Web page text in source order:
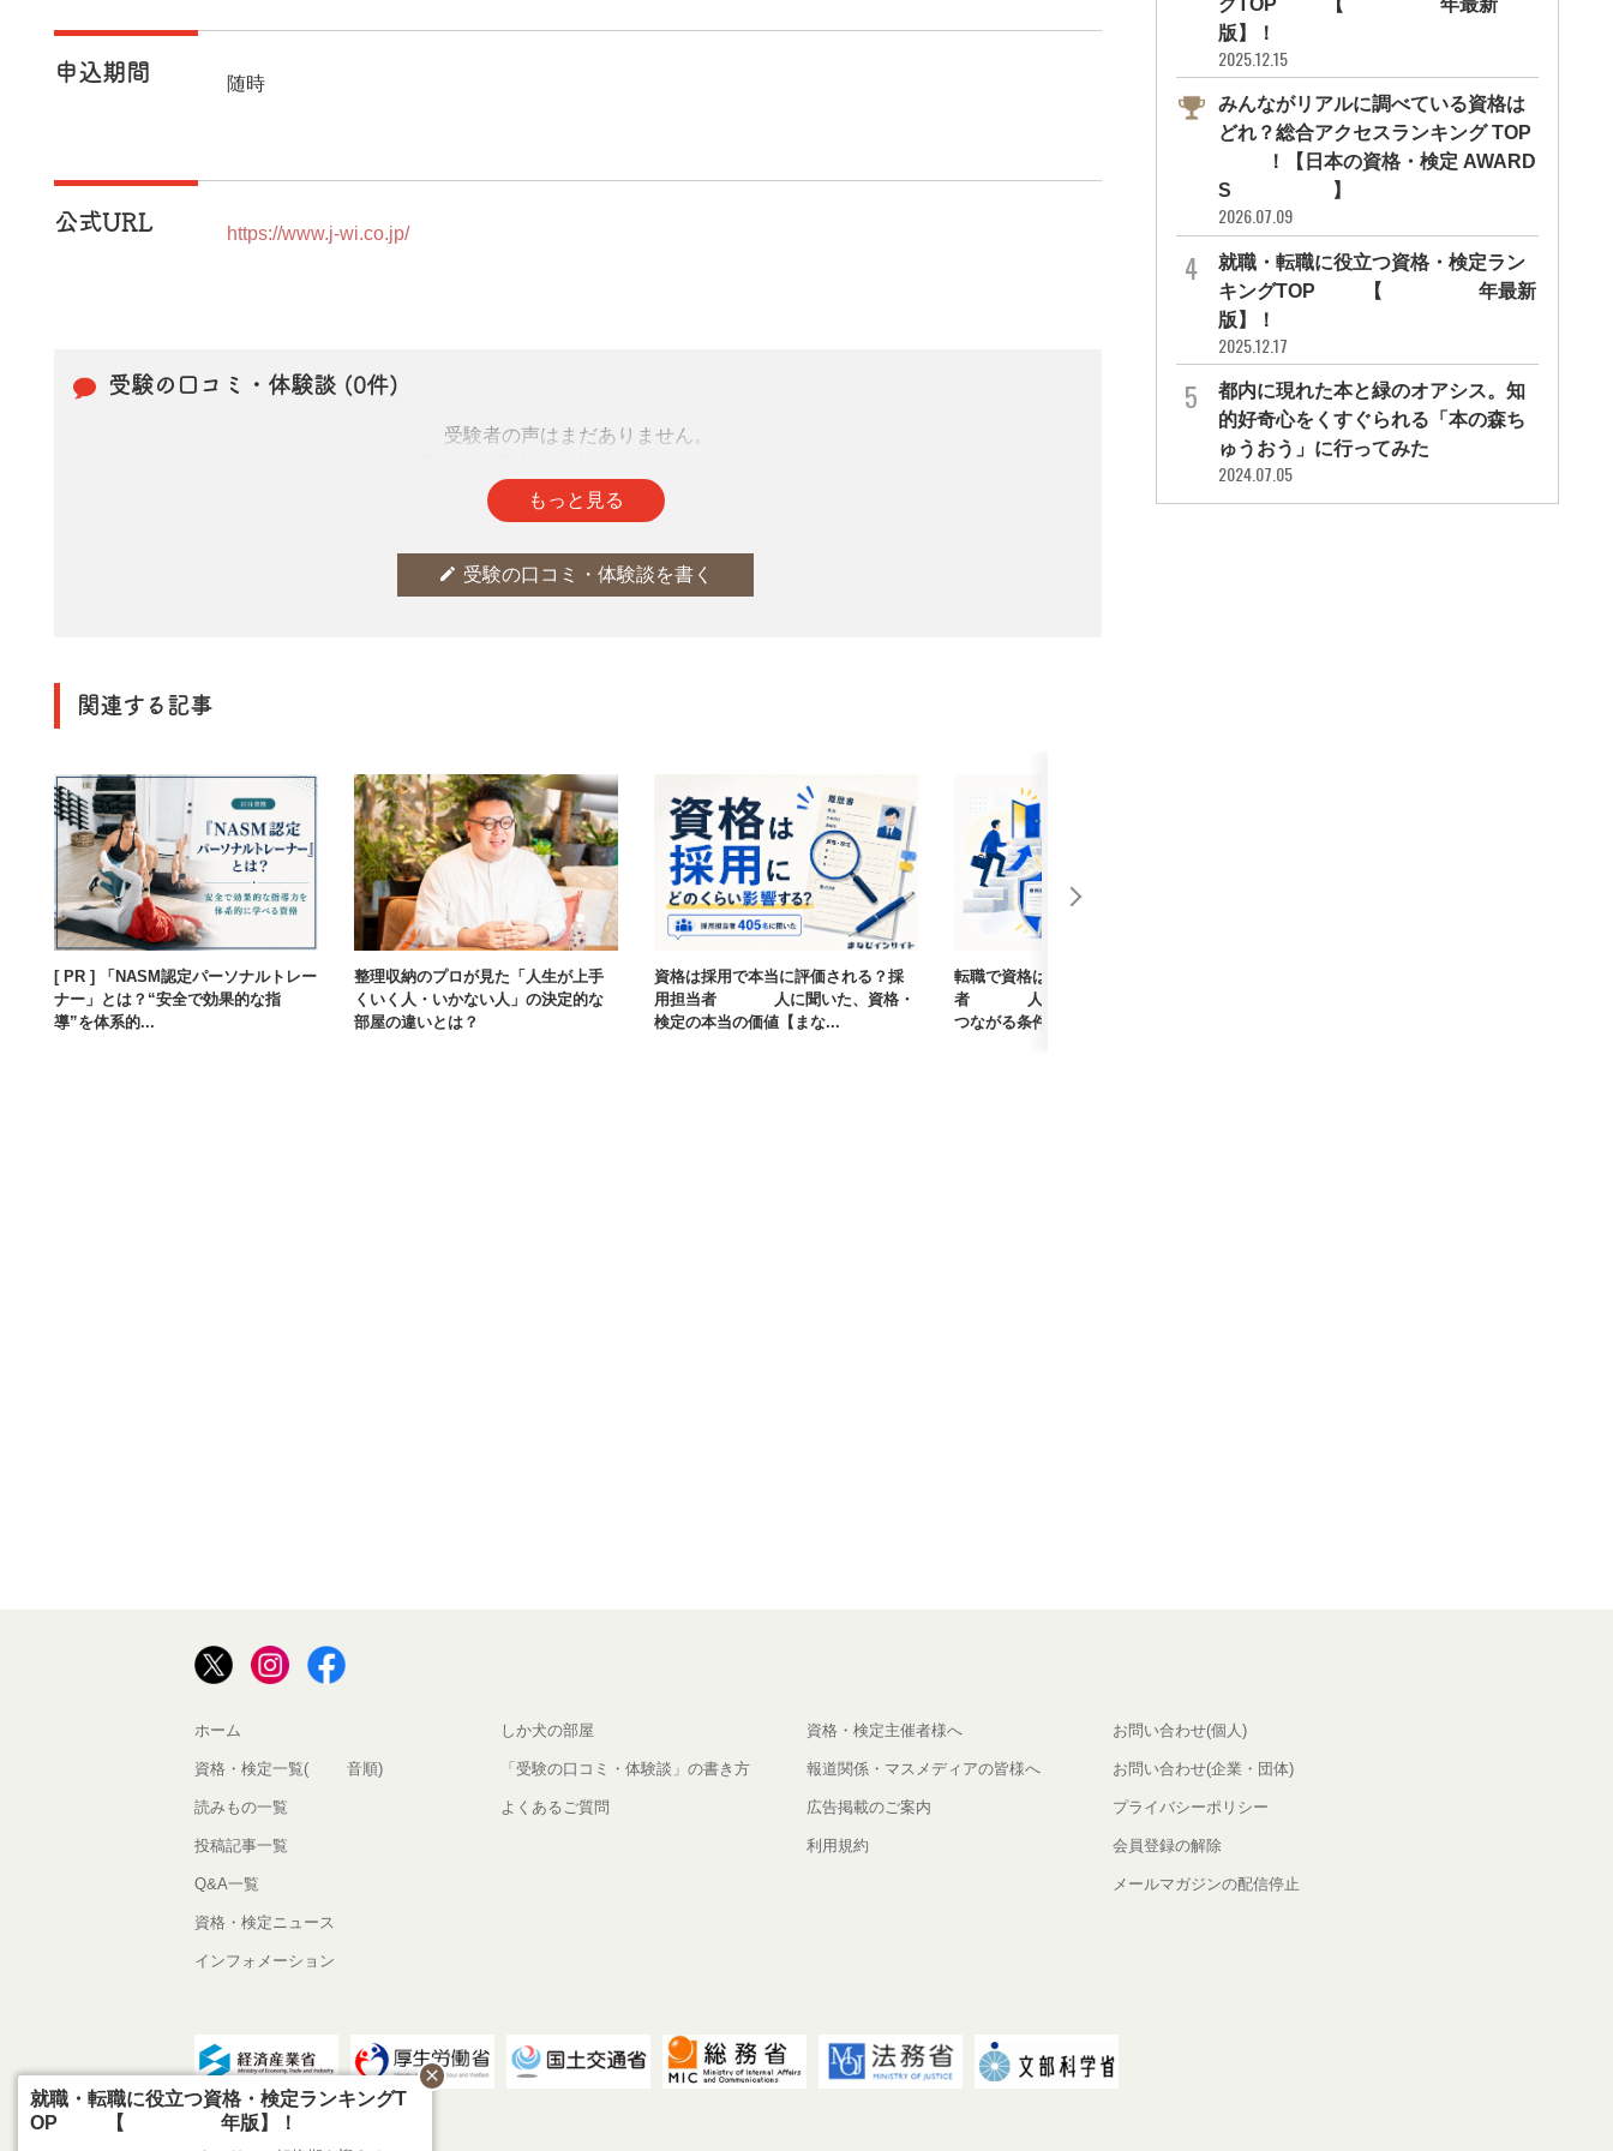
申込期間 随時
公式URL https://www.j-wi.co.jp/
受験の口コミ・体験談 (0件)
受験者の声はまだありません。
もっと見る
edit 受験の口コミ・体験談を書く
関連する記事
[ PR ] 「NASM認定パーソナルトレー
ナー」とは？“安全で効果的な指
導”を体系的...
整理収納のプロが見た「人生が上手
くいく人・いかない人」の決定的な
部屋の違いとは？
資格は採用で本当に評価される？採
用担当者405人に聞いた、資格・
検定の本当の価値【まな...
転職で資格は武器になる？採用担当
者405人に聞いた、資格が評価に
つながる条件【まなびイ...
版】！
2025.12.15
みんながリアルに調べている資格は
どれ？総合アクセスランキング TOP
10！【日本の資格・検定 AWARD
S 2026】
2026.07.09
就職・転職に役立つ資格・検定ラン
キングTOP30【2026年最新
版】！
2025.12.17
都内に現れた本と緑のオアシス。知
的好奇心をくすぐられる「本の森ち
ゅうおう」に行ってみた
2024.07.05
ホーム
資格・検定一覧(50音順)
読みもの一覧
投稿記事一覧
Q&A一覧
資格・検定ニュース
インフォメーション
しか犬の部屋
「受験の口コミ・体験談」の書き方
よくあるご質問
資格・検定主催者様へ
報道関係・マスメディアの皆様へ
広告掲載のご案内
利用規約
お問い合わせ(個人)
お問い合わせ(企業・団体)
プライバシーポリシー
会員登録の解除
メールマガジンの配信停止
就職・転職に役立つ資格・検定ランキングT
OP30【2026年版】！
close